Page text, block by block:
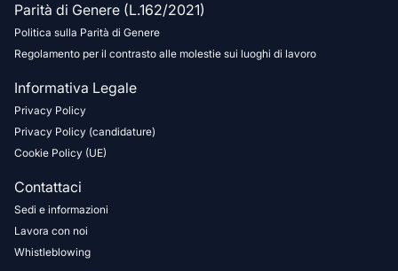
Parità di Genere (L.162/2021)
Politica sulla Parità di Genere
Regolamento per il contrasto alle molestie sui luoghi di lavoro
Informativa Legale
Privacy Policy
Privacy Policy (candidature)
Cookie Policy (UE)
Contattaci
Sedi e informazioni
Lavora con noi
Whistleblowing